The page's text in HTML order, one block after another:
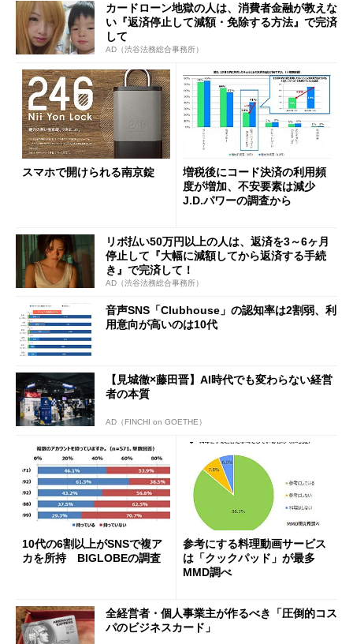
カードローン地獄の人は、消費者金融が教えな
い『返済停止して減額・免除する方法』で完済
して
AD（渋谷法務総合事務所）
スマホで開けられる南京錠
増税後にコード決済の利用頻
度が増加、不安要素は減少
J.D.パワーの調査から
リボ払い50万円以上の人は、返済を3～6ヶ月
停止して『大幅に減額してから返済する手続
き』で完済して！
AD（渋谷法務総合事務所）
音声SNS「Clubhouse」の認知率は2割弱、利
用意向が高いのは10代
【見城徹×藤田晋】AI時代でも変わらない経営
者の本質
AD（FINCHI on GOETHE）
10代の6割以上がSNSで複ア
カを所持 BIGLOBEの調査
参考にする料理動画サービス
は「クックパッド」が最多
MMD調べ
全経営者・個人事業主が作るべき「圧倒的コス
パのビジネスカード」